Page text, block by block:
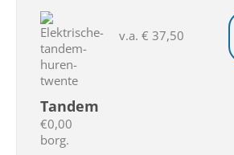
Tandem
€0,00
borg.
v.a. € 37,50